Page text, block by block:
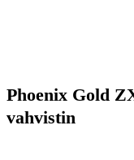
Phoenix Gold
vahvistin